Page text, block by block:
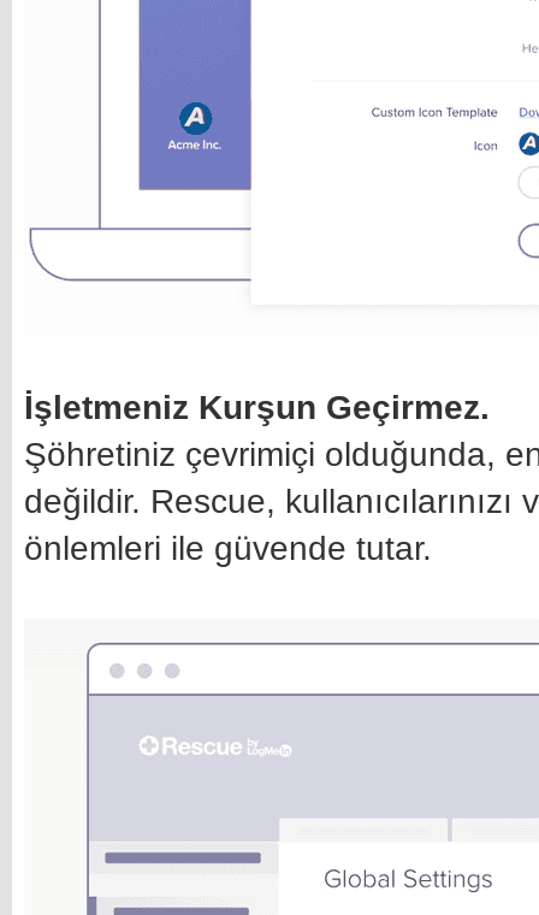
İşletmeniz Kurşun Geçirmez.
Şöhretiniz çevrimiçi olduğunda,
değildir. Rescue,
önlemleri ile güvende tutar.